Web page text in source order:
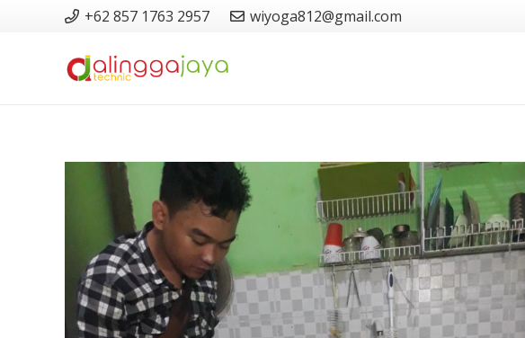
+62 857 1763 2957 wiyoga812@gmail.com